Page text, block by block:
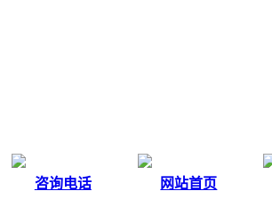
咨询电话 网站首页